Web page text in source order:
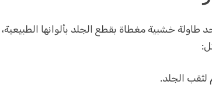
طاولة خشبية مغطاة بقطع الجلد بألوانها الطبيعية،
لثقب الجلد.